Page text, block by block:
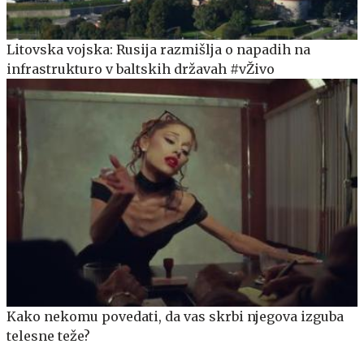
Litovska vojska: Rusija razmišlja o napadih na
infrastrukturo v baltskih državah #vŽivo
Kako nekomu povedati, da vas skrbi njegova izguba
telesne teže?